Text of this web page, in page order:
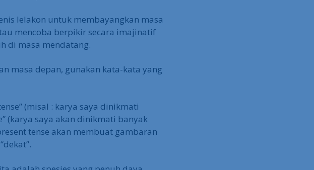
lelakon untuk membayangkan masa
mencoba berpikir secara imajinatif
di masa mendatang.
masa depan, gunakan kata-kata yang
(misal : karya saya dinikmati
(karya saya akan dinikmati banyak
tense akan membuat gambaran